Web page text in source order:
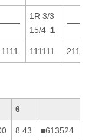
1R 3/3
15/4 １
111111 211111
6
8.43 ■613524